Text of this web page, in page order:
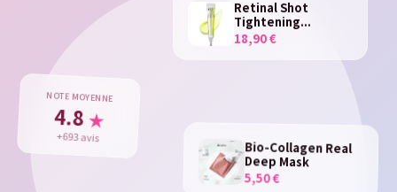
Retinal Shot
Tightening...
18,90 €
Bio-Collagen Real
Deep Mask
5,50 €
NOTE MOYENNE
4.8 ★
+693 avis